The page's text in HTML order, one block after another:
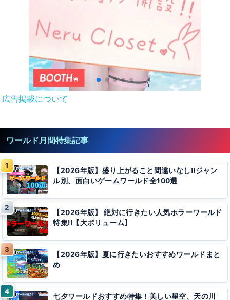
広告掲載について
ワールド月間特集記事
【2026年版】盛り上がること間違いなし!!ジャン
ル別、面白いゲームワールド全100選
【2026年版】 絶対に行きたい人気ホラーワールド
特集!!【大ボリューム】
【2026年版】夏に行きたいおすすめワールドまと
め
七夕ワールドおすすめ特集！美しい星空、天の川